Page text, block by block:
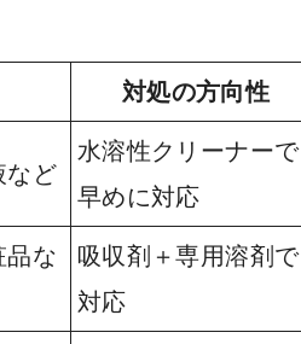
対処の方向性
など
水溶性クリーナーで
早めに対応
品な
吸収剤＋専用溶剤で
対応